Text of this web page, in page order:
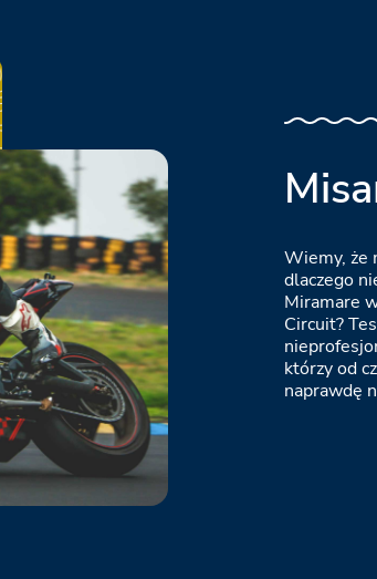
Wiemy, że
dlaczego
Miramare
Circuit?
którzy od
naprawdę